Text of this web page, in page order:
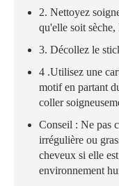
2. Nettoyez
qu'elle soit sèche,
3. Décollez le
4 .Utilisez une
motif en partant
coller
Conseil : Ne pas
irrégulière ou
cheveux si elle
environnement